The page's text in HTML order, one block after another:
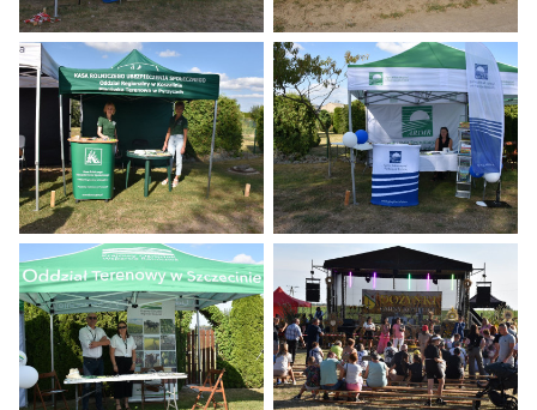
Dożynki 2024 Dożynki 2024
Dożynki 2024 Dożynki 2024